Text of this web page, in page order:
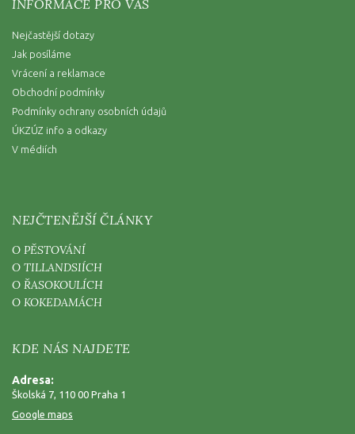
INFORMACE PRO VÁS
Nejčastější dotazy
Jak posíláme
Vrácení a reklamace
Obchodní podmínky
Podmínky ochrany osobních údajů
ÚKZÚZ info a odkazy
V médiích
NEJČTENĚJŠÍ ČLÁNKY
O PĚSTOVÁNÍ
O TILLANDSIÍCH
O ŘASOKOULÍCH
O KOKEDAMÁCH
KDE NÁS NAJDETE
Adresa:
Školská 7, 110 00 Praha 1
Google maps